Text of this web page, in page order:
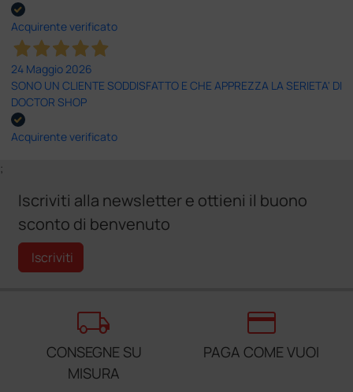
Acquirente verificato
24 Maggio 2026
SONO UN CLIENTE SODDISFATTO E CHE APPREZZA LA SERIETA' DI
DOCTOR SHOP
Acquirente verificato
;
Iscriviti alla newsletter e ottieni il buono
sconto di benvenuto
Iscriviti
local_shipping
CONSEGNE SU
MISURA
credit_card
PAGA COME VUOI